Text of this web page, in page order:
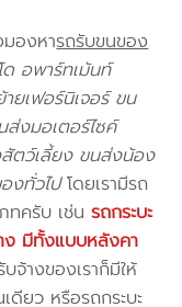
องหารถรับขนของ
อพาร์ทเม้นท์
เฟอร์นิเจอร์ ขน
งมอเตอร์ไซค์
ตว์เลี้ยง ขนส่งน้อง
งทั่วไปโดยเรามีรถ
ภทครับ เช่นรถกระบะ
ง มีทั้งแบบหลังคา
บจ้างของเราก็มีให้
ดียว หรือรถกระบะ